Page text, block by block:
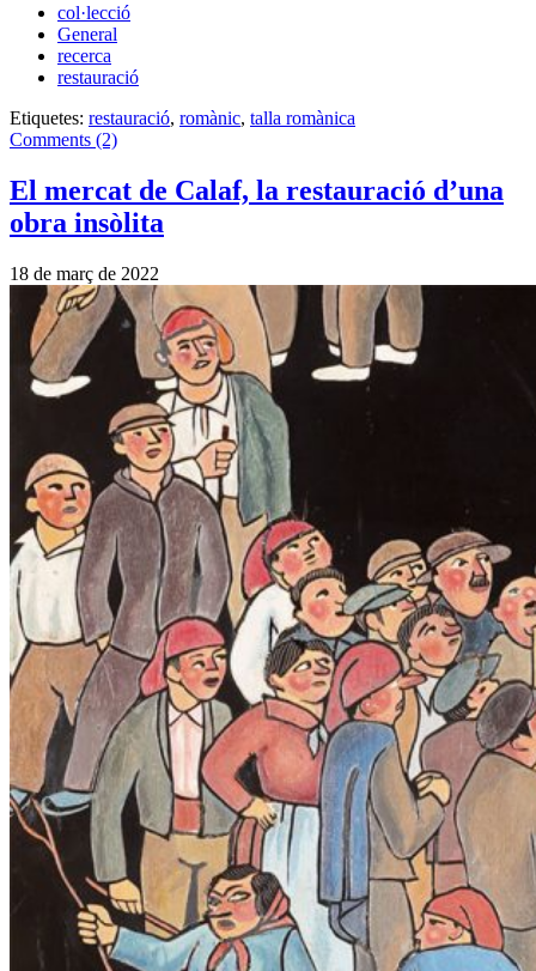
col·lecció
General
recerca
restauració
Etiquetes: restauració, romànic, talla romànica
Comments (2)
El mercat de Calaf, la restauració d’una
obra insòlita
18 de març de 2022